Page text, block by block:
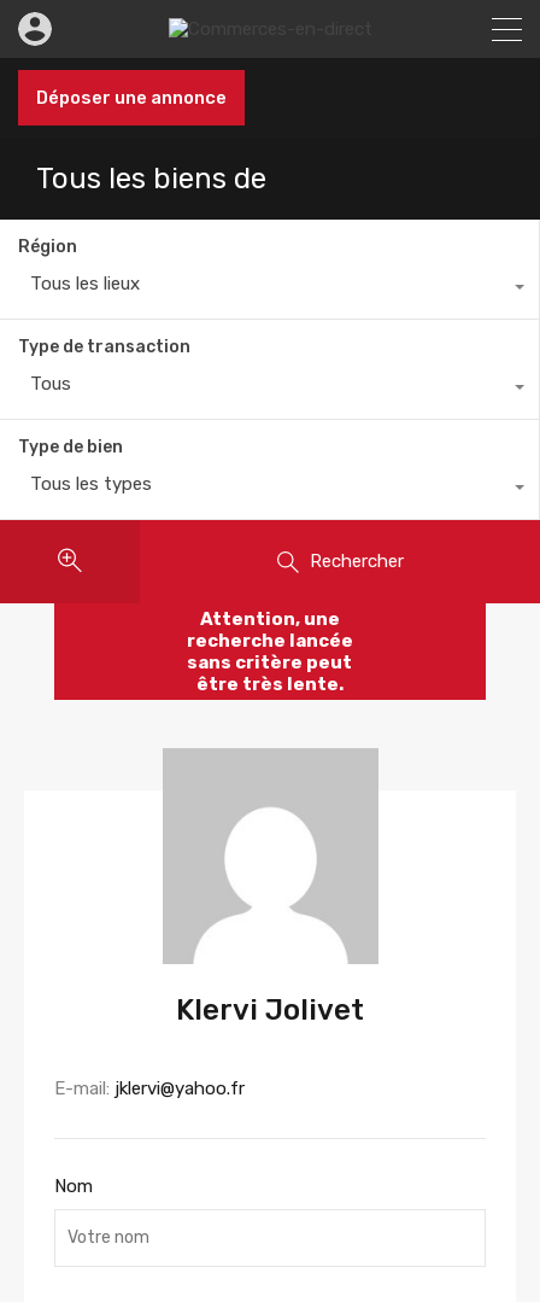
Déposer une annonce
Tous les biens de
Région
Tous les lieux
Type de transaction
Tous
Type de bien
Tous les types
Rechercher
Attention, une
recherche lancée
sans critère peut
être très lente.
Klervi Jolivet
E-mail: jklervi@yahoo.fr
Nom